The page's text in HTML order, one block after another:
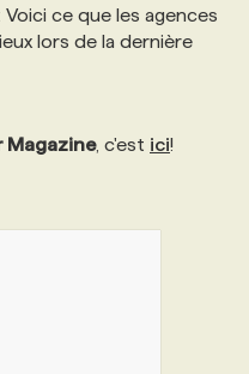
ce que les agences
lors de la dernière
Magazine, c'est ici!